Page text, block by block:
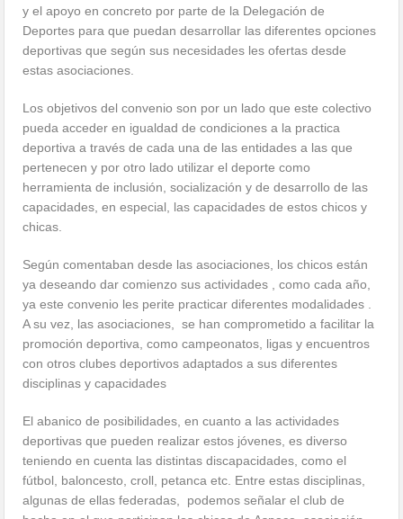
y el apoyo en concreto por parte de la Delegación de
Deportes para que puedan desarrollar las diferentes opciones
deportivas que según sus necesidades les ofertas desde
estas asociaciones.
Los objetivos del convenio son por un lado que este colectivo
pueda acceder en igualdad de condiciones a la practica
deportiva a través de cada una de las entidades a las que
pertenecen y por otro lado utilizar el deporte como
herramienta de inclusión, socialización y de desarrollo de las
capacidades, en especial, las capacidades de estos chicos y
chicas.
Según comentaban desde las asociaciones, los chicos están
ya deseando dar comienzo sus actividades , como cada año,
ya este convenio les perite practicar diferentes modalidades .
A su vez, las asociaciones, se han comprometido a facilitar la
promoción deportiva, como campeonatos, ligas y encuentros
con otros clubes deportivos adaptados a sus diferentes
disciplinas y capacidades
El abanico de posibilidades, en cuanto a las actividades
deportivas que pueden realizar estos jóvenes, es diverso
teniendo en cuenta las distintas discapacidades, como el
fútbol, baloncesto, croll, petanca etc. Entre estas disciplinas,
algunas de ellas federadas, podemos señalar el club de